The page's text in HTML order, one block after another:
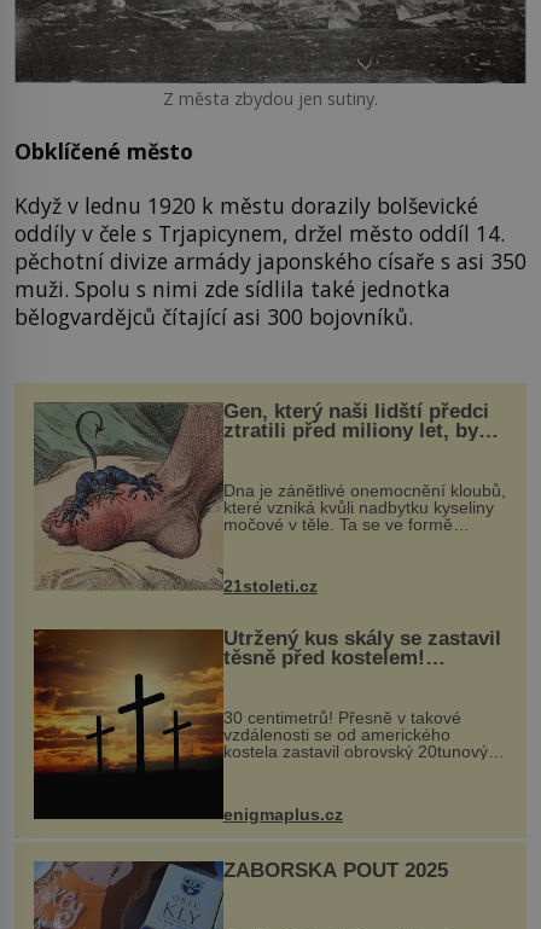
Z města zbydou jen sutiny.
Obklíčené město
Když v lednu 1920 k městu dorazily bolševické
oddíly v čele s Trjapicynem, držel město oddíl 14.
pěchotní divize armády japonského císaře s asi 350
muži. Spolu s nimi zde sídlila také jednotka
bělogvardějců čítající asi 300 bojovníků.
Gen, který naši lidští předci
ztratili před miliony let, by
mohl pomoci s léčbou
„nemoci králů“
Dna je zánětlivé onemocnění kloubů,
které vzniká kvůli nadbytku kyseliny
močové v těle. Ta se ve formě
nohou, a způsobuje bole...
21stoleti.cz
Utržený kus skály se zastavil
těsně před kostelem!
Ochránila ho boží síla?
30 centimetrů! Přesně v takové
vzdálenosti se od amerického
kostela zastavil obrovský 20tunový
...
enigmaplus.cz
ZÁBOŘSKÁ POUŤ 2025